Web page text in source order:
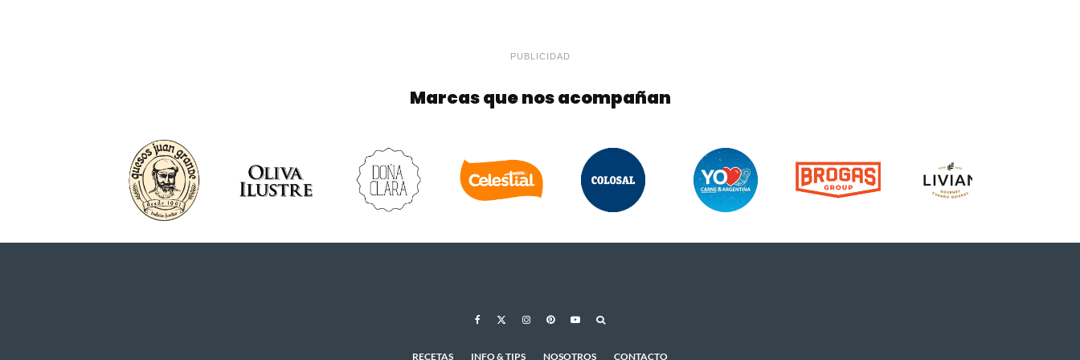
PUBLICIDAD
Marcas que nos acompañan
RECETAS INFO & TIPS NOSOTROS CONTACTO